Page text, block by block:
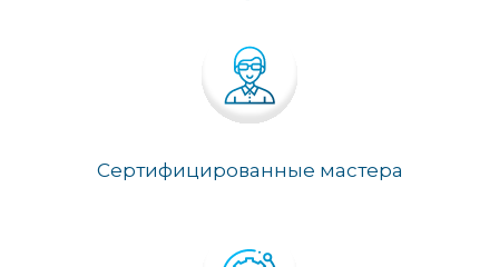
Сертифицированные мастера